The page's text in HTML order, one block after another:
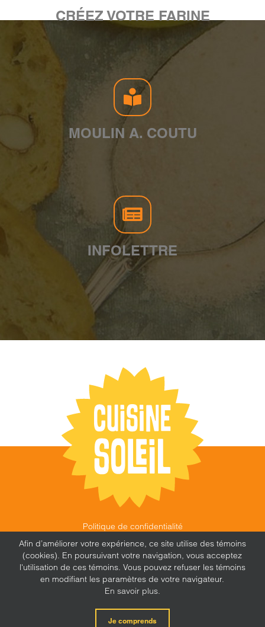
CRÉEZ VOTRE FARINE
MOULIN A. COUTU
INFOLETTRE
Politique de confidentialité
©
CUISINE SOLEIL 2026 |
FEU FOLLET - DESIGN •
WEB • MARKETING
X Facebook
Afin d’améliorer votre expérience, ce site utilise des témoins
(cookies). En poursuivant votre navigation, vous acceptez
l'utilisation de ces témoins. Vous pouvez refuser les témoins
en modifiant les paramètres de votre navigateur.
En savoir plus.
Je comprends